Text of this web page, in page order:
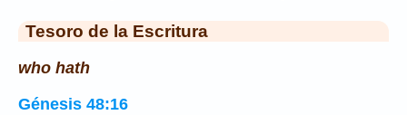
Tesoro de la Escritura
who hath
Génesis 48:16